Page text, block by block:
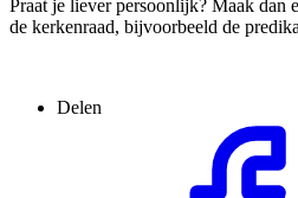
Praat je liever persoonlijk? Maak dan
de kerkenraad, bijvoorbeeld de
Delen